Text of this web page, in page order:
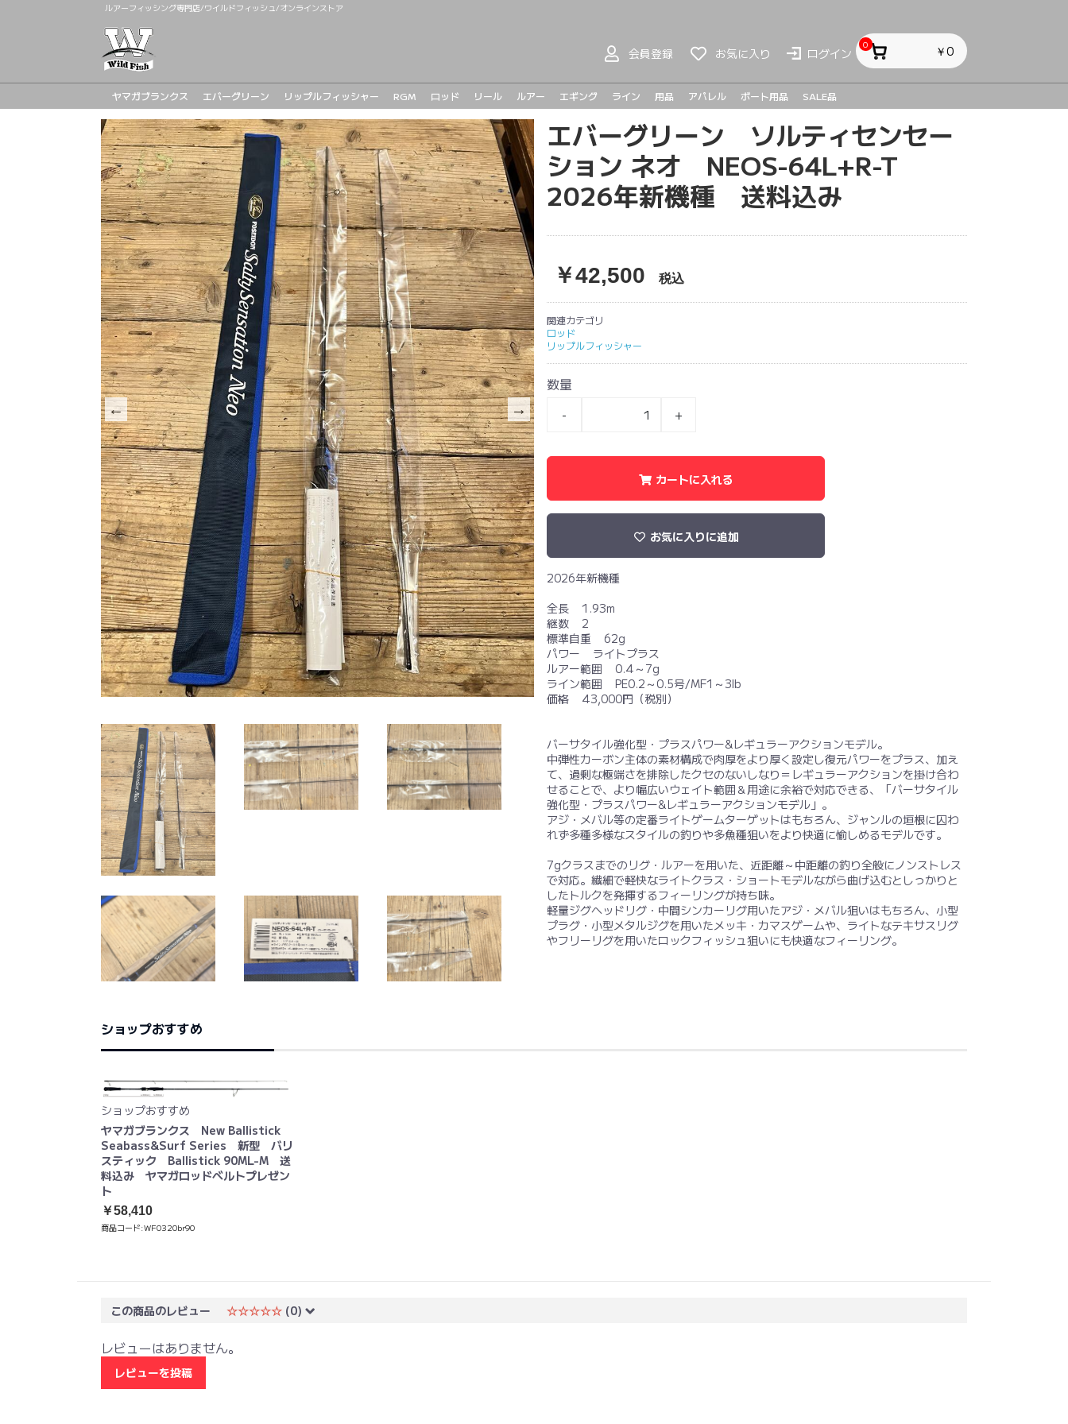
ルアーフィッシング専門店/ワイルドフィッシュ/オンラインストア
会員登録 お気に入り ログイン
0 ￥0
ヤマガブランクス エバーグリーン リップルフィッシャー RGM
ロッド
ヤマガブランクス
BOMBADA
バスロッド
シーバスロッド
ジギングロッド
エギングロッド
リール
ベイトリール
スピニングリール
ルアー
プラドコ
ヘドン
ハンドメイドルアー
バスルアー
シーバスルアー
ライトゲーム
メタルジグ
トラウト
エギング ライン 用品 アパレル ボート用品 SALE品
エバーグリーン ソルティセンセー
ション ネオ NEOS-64L+R-T
2026年新機種 送料込み
￥42,500 税込
関連カテゴリ
ロッド
リップルフィッシャー
数量
- +
カートに入れる
お気に入りに追加
2026年新機種
全長 1.93m
継数 2
標準自重 62g
パワー ライトプラス
ルアー範囲 0.4～7g
ライン範囲 PE0.2～0.5号/MF1～3lb
価格 43,000円（税別）
バーサタイル強化型・プラスパワー&レギュラーアクションモデル。
中弾性カーボン主体の素材構成で肉厚をより厚く設定し復元パワーをプラス、加え
て、過剰な極端さを排除したクセのないしなり＝レギュラーアクションを掛け合わ
せることで、より幅広いウェイト範囲＆用途に余裕で対応できる、「バーサタイル
強化型・プラスパワー&レギュラーアクションモデル」。
アジ・メバル等の定番ライトゲームターゲットはもちろん、ジャンルの垣根に囚わ
れず多種多様なスタイルの釣りや多魚種狙いをより快適に愉しめるモデルです。
7gクラスまでのリグ・ルアーを用いた、近距離～中距離の釣り全般にノンストレス
で対応。繊細で軽快なライトクラス・ショートモデルながら曲げ込むとしっかりと
したトルクを発揮するフィーリングが持ち味。
軽量ジグヘッドリグ・中間シンカーリグ用いたアジ・メバル狙いはもちろん、小型
プラグ・小型メタルジグを用いたメッキ・カマスゲームや、ライトなテキサスリグ
やフリーリグを用いたロックフィッシュ狙いにも快適なフィーリング。
ショップおすすめ
ショップおすすめ
ヤマガブランクス New Ballistick
Seabass&Surf Series 新型 バリ
スティック Ballistick 90ML-M 送
料込み ヤマガロッドベルトプレゼン
ト
￥58,410
商品コード:WF0320br90
この商品のレビュー ☆☆☆☆☆ (0)
レビューはありません。
レビューを投稿